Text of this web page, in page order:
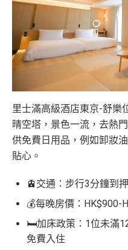
里士滿高級酒店東京-舒樂
晴空塔，景色一流，去熱
供免費日用品，例如卸妝
貼心。
🚊交通：步行3分鐘到
💰每晚房價：HK$900-
🛏️加床政策：1位未滿
免費入住